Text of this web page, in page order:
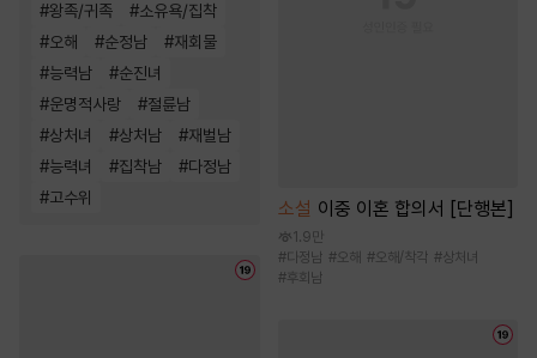
#왕족/귀족 #소유욕/집착
#오해 #순정남 #재회물
#능력남 #순진녀
#운명적사랑 #절륜남
#상처녀 #상처남 #재벌남
#능력녀 #집착남 #다정남
#고수위 소설 이중 이혼 합의서 [단행본]
1.9만
#다정남 #오해 #오해/착각 #상처녀
#후회남